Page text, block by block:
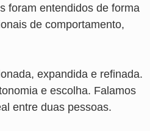
foram entendidos de forma
de comportamento,
expandida e refinada.
e escolha. Falamos
entre duas pessoas.